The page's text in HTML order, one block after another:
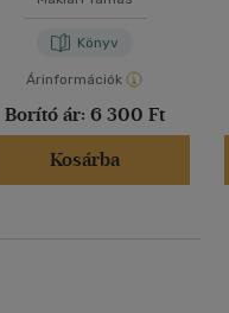
Könyv
Árinformációk
Borító ár: 6 300 Ft
Kosárba